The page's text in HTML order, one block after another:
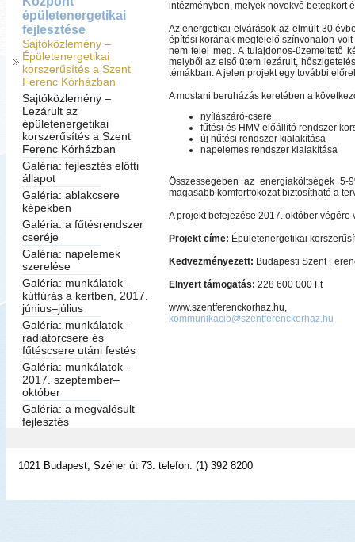
épületenergetikai
fejlesztése
Sajtóközlemény –
Épületenergetikai
korszerűsítés a Szent
Ferenc Kórházban
Sajtóközlemény –
Lezárult az
épületenergetikai
korszerűsítés a Szent
Ferenc Kórházban
Galéria: fejlesztés előtti
állapot
Galéria: ablakcsere
képekben
Galéria: a fűtésrendszer
cseréje
Galéria: napelemek
szerelése
Galéria: munkálatok –
kútfúrás a kertben, 2017.
június–július
Galéria: munkálatok –
radiátorcsere és
fűtéscsere utáni festés
Galéria: munkálatok –
2017. szeptember–
október
Galéria: a megvalósult
fejlesztés
intézményben, melyek növekvő betegkört
Az energetikai elvárások az elmúlt 30
építési korának megfelelő színvonalon
nem felel meg. A tulajdonos-üzemeltető
melyből az első ütem lezárult,
témákban. A jelen projekt egy további
A mostani beruházás keretében a
nyílászáró-csere
fűtési és HMV-előállító rendszer
új hűtési rendszer kialakítása
napelemes rendszer kialakítása
Összességében az energiaköltségek
magasabb komfortfokozat biztosítható a
A projekt befejezése 2017. október végére
Projekt címe: Épületenergetikai
Kedvezményezett: Budapesti Szent
Elnyert támogatás: 228 600 000 Ft
kommunikacio@szentferenckorhaz.hu
1021 Budapest, Széher út 73. telefon: (1) 392 8200